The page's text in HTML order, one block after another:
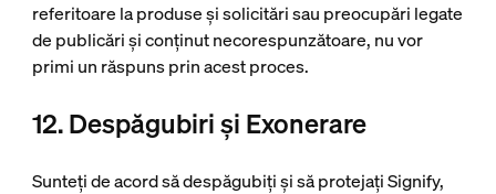
referitoare la produse și solicitări sau preocupări legate
de publicări și conținut necorespunzătoare, nu vor
primi un răspuns prin acest proces.
12. Despăgubiri și Exonerare
Sunteți de acord să despăgubiți și să protejați Signify,